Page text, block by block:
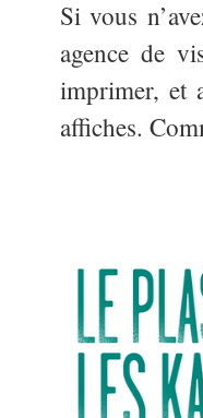
Si vous
agence de
imprimer, et
affiches.